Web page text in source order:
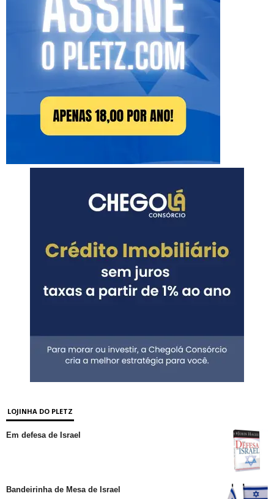
LOJINHA DO PLETZ
Em defesa de Israel
Bandeirinha de Mesa de Israel